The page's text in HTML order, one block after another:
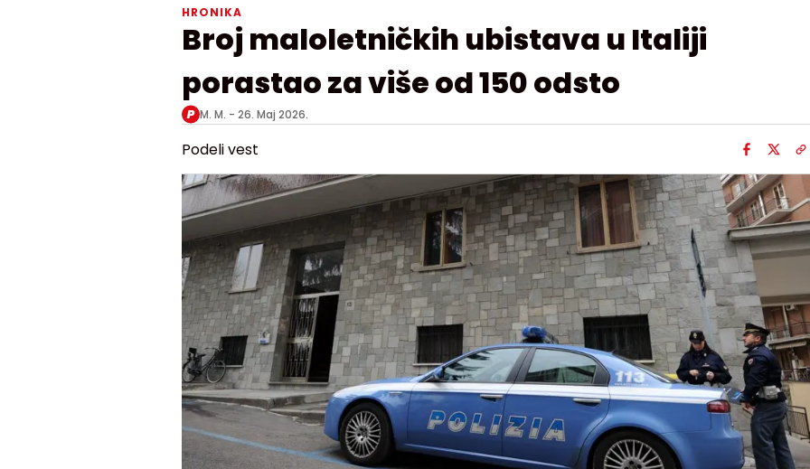
HRONIKA
Broj maloletničkih ubistava u Italiji
porastao za više od 150 odsto
M. M. - 26. Maj 2026.
Podeli vest